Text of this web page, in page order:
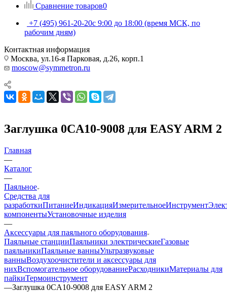
Сравнение товаров0
+7 (495) 961-20-20с 9:00 до 18:00 (время МСК, по
рабочим дням)
Контактная информация
Москва, ул.16-я Парковая, д.26, корп.1
moscow@symmetron.ru
Заглушка 0CA10-9008 для EASY ARM 2
Главная
—
Каталог
—
Паяльное
Средства для
разработкиПитаниеИндикацияИзмерительноеИнструмент
компонентыУстановочные изделия
—
Аксессуары для паяльного оборудования
Паяльные станцииПаяльники электрическиеГазовые
паяльникиПаяльные ванныУльтразвуковые
ванныВоздухоочистители и аксессуары для
нихВспомогательное оборудованиеРасходникиМатериалы для
пайкиТермоинструмент
—Заглушка 0CA10-9008 для EASY ARM 2